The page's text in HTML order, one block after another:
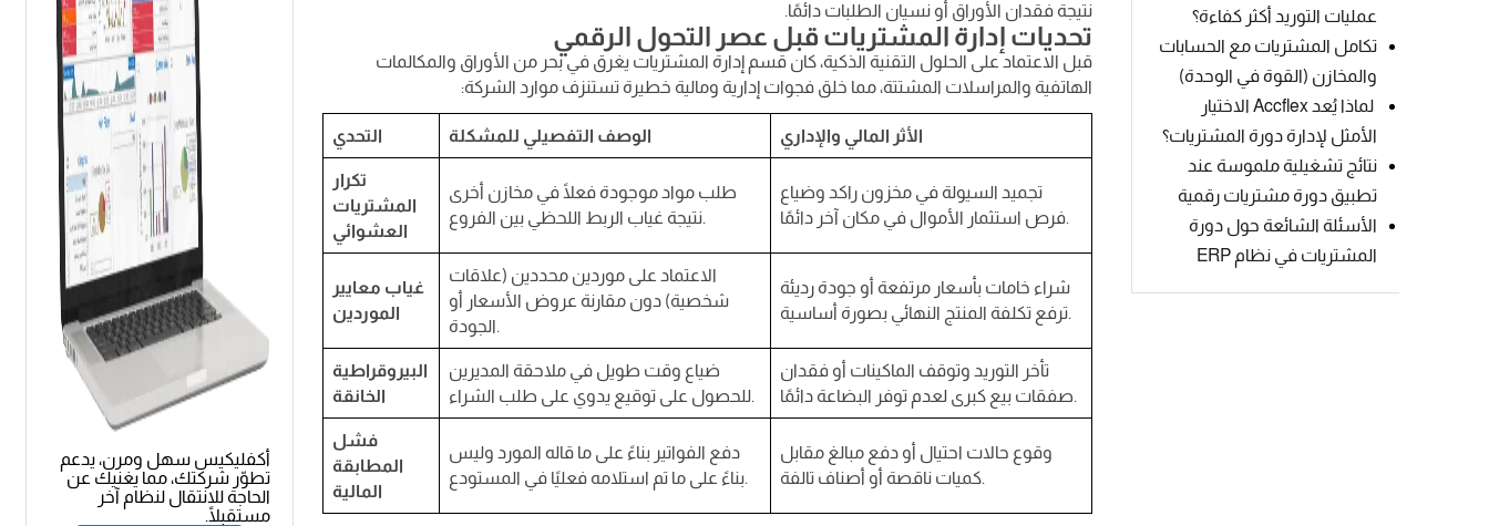
عمليات التوريد أكثر كفاءة؟
تكامل المشتريات مع الحسابات
والمخازن (القوة في الوحدة)
لماذا يُعد Accflex الاختيار
الأمثل لإدارة دورة المشتريات؟
نتائج تشغيلية ملموسة عند
تطبيق دورة مشتريات رقمية
الأسئلة الشائعة حول دورة
المشتريات في نظام ERP
نتيجة فقدان الأوراق أو نسيان الطلبات دائمًا.
تحديات إدارة المشتريات قبل عصر التحول الرقمي
قبل الاعتماد على الحلول التقنية الذكية، كان قسم إدارة المشتريات يغرق في بحر من الأوراق والمكالمات
الهاتفية والمراسلات المشتتة، مما خلق فجوات إدارية ومالية خطيرة تستنزف موارد الشركة:
التحدي الوصف التفصيلي للمشكلة الأثر المالي والإداري
تكرار
المشتريات
العشوائي
طلب مواد موجودة فعلًا في مخازن أخرى
نتيجة غياب الربط اللحظي بين الفروع.
تجميد السيولة في مخزون راكد وضياع
فرص استثمار الأموال في مكان آخر دائمًا.
غياب معايير
الموردين
الاعتماد على موردين محددين (علاقات
شخصية) دون مقارنة عروض الأسعار أو
الجودة.
شراء خامات بأسعار مرتفعة أو جودة رديئة
ترفع تكلفة المنتج النهائي بصورة أساسية.
البيروقراطية
الخانقة
ضياع وقت طويل في ملاحقة المديرين
للحصول على توقيع يدوي على طلب الشراء.
تأخر التوريد وتوقف الماكينات أو فقدان
صفقات بيع كبرى لعدم توفر البضاعة دائمًا.
فشل
المطابقة
المالية
دفع الفواتير بناءً على ما قاله المورد وليس
بناءً على ما تم استلامه فعليًا في المستودع.
وقوع حالات احتيال أو دفع مبالغ مقابل
كميات ناقصة أو أصناف تالفة.
أكفليكيس سهل ومرن، يدعم
تطوّر شركتك، مما يغنيك عن
الحاجة للانتقال لنظام آخر
مستقبلًا.